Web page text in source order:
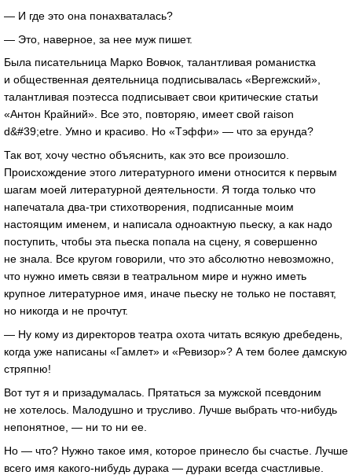
— И где это она понахваталась?
— Это, наверное, за нее муж пишет.
Была писательница Марко Вовчок, талантливая романистка
и общественная деятельница подписывалась «Вергежский»,
талантливая поэтесса подписывает свои критические статьи
«Антон Крайний». Все это, повторяю, имеет свой raison
d&#39;etre. Умно и красиво. Но «Тэффи» — что за ерунда?
Так вот, хочу честно объяснить, как это все произошло.
Происхождение этого литературного имени относится к первым
шагам моей литературной деятельности. Я тогда только что
напечатала два-три стихотворения, подписанные моим
настоящим именем, и написала одноактную пьеску, а как надо
поступить, чтобы эта пьеска попала на сцену, я совершенно
не знала. Все кругом говорили, что это абсолютно невозможно,
что нужно иметь связи в театральном мире и нужно иметь
крупное литературное имя, иначе пьеску не только не поставят,
но никогда и не прочтут.
— Ну кому из директоров театра охота читать всякую дребедень,
когда уже написаны «Гамлет» и «Ревизор»? А тем более дамскую
стряпню!
Вот тут я и призадумалась. Прятаться за мужской псевдоним
не хотелось. Малодушно и трусливо. Лучше выбрать что-нибудь
непонятное, — ни то ни ее.
Но — что? Нужно такое имя, которое принесло бы счастье. Лучше
всего имя какого-нибудь дурака — дураки всегда счастливые.